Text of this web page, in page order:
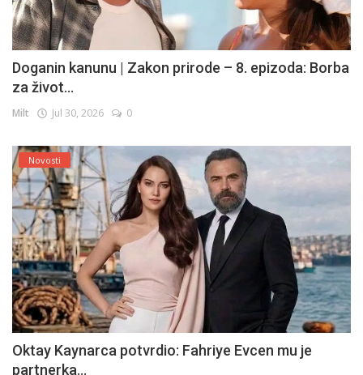
Doganin kanunu | Zakon prirode – 8. epizoda: Borba
za život...
Milt Jul 30, 2026 0
Novosti
Oktay Kaynarca potvrdio: Fahriye Evcen mu je
partnerka...